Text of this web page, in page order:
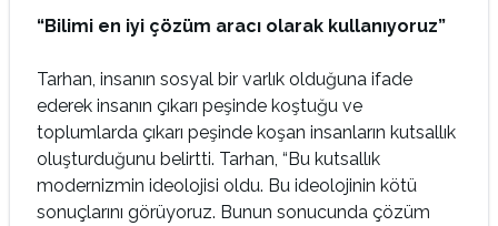
“Bilimi en iyi çözüm aracı olarak kullanıyoruz”
Tarhan, insanın sosyal bir varlık olduğuna ifade
ederek insanın çıkarı peşinde koştuğu ve
toplumlarda çıkarı peşinde koşan insanların kutsallık
oluşturduğunu belirtti. Tarhan, “Bu kutsallık
modernizmin ideolojisi oldu. Bu ideolojinin kötü
sonuçlarını görüyoruz. Bunun sonucunda çözüm